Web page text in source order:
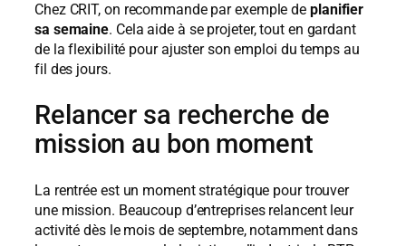
Chez CRIT, on recommande par exemple de planifier
sa semaine. Cela aide à se projeter, tout en gardant
de la flexibilité pour ajuster son emploi du temps au
fil des jours.
Relancer sa recherche de
mission au bon moment
La rentrée est un moment stratégique pour trouver
une mission. Beaucoup d’entreprises relancent leur
activité dès le mois de septembre, notamment dans